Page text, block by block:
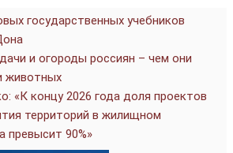
государственных учебников
и огороды россиян – чем они
животных
«К концу 2026 года доля проектов
территорий в жилищном
превысит 90%»